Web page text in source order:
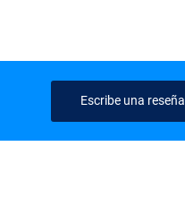
Escribe una reseña